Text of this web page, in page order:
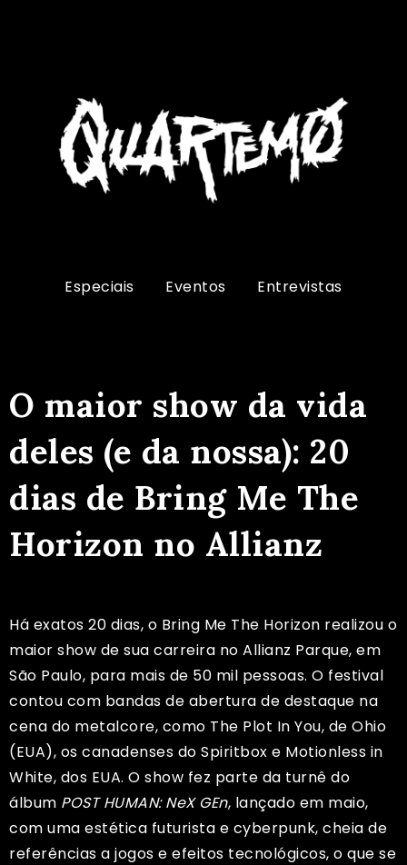
Especiais Eventos Entrevistas
O maior show da vida
deles (e da nossa): 20
dias de Bring Me The
Horizon no Allianz
Há exatos 20 dias, o Bring Me The Horizon realizou o
maior show de sua carreira no Allianz Parque, em
São Paulo, para mais de 50 mil pessoas. O festival
contou com bandas de abertura de destaque na
cena do metalcore, como The Plot In You, de Ohio
(EUA), os canadenses do Spiritbox e Motionless in
White, dos EUA. O show fez parte da turnê do
álbum POST HUMAN: NeX GEn, lançado em maio,
com uma estética futurista e cyberpunk, cheia de
referências a jogos e efeitos tecnológicos, o que se